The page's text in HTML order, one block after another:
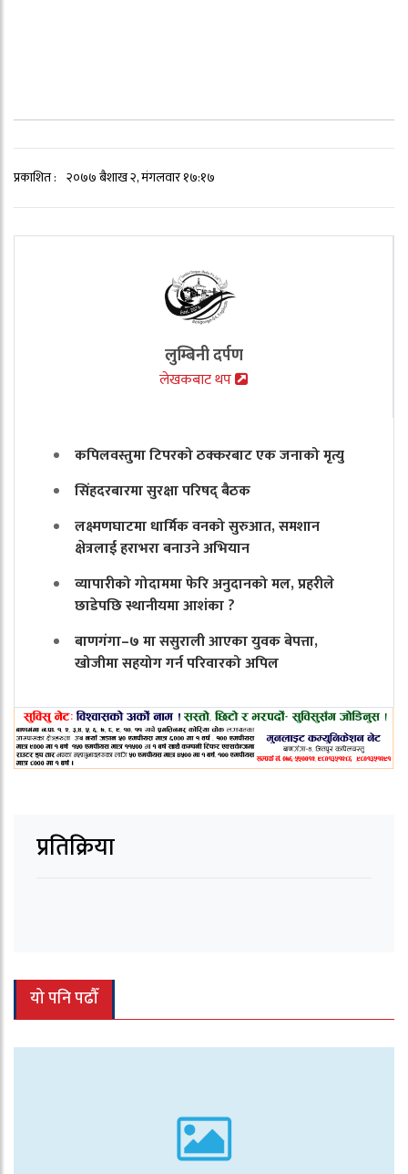
प्रकाशित : २०७७ बैशाख २, मंगलवार १७:१७
लुम्बिनी दर्पण
लेखकबाट थप
कपिलवस्तुमा टिपरको ठक्करबाट एक जनाको मृत्यु
सिंहदरबारमा सुरक्षा परिषद् बैठक
लक्ष्मणघाटमा धार्मिक वनको सुरुआत, समशान
क्षेत्रलाई हराभरा बनाउने अभियान
व्यापारीको गोदाममा फेरि अनुदानको मल, प्रहरीले
छाडेपछि स्थानीयमा आशंका ?
बाणगंगा–७ मा ससुराली आएका युवक बेपत्ता,
खोजीमा सहयोग गर्न परिवारको अपिल
प्रतिक्रिया
यो पनि पढौँ